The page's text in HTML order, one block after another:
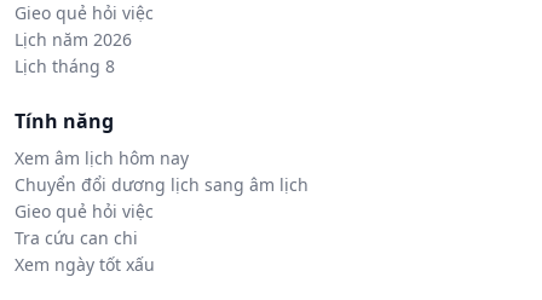
Gieo quẻ hỏi việc
Lịch năm 2026
Lịch tháng 8
Tính năng
Xem âm lịch hôm nay
Chuyển đổi dương lịch sang âm lịch
Gieo quẻ hỏi việc
Tra cứu can chi
Xem ngày tốt xấu